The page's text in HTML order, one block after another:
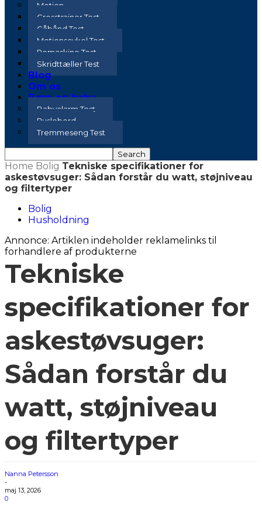
Motion
Crosstrainer Test
Gåbånd Test
Motionscykel Test
Romaskine Test
Skridttæller Test
Blog
Om os
Børn og baby
Babyalarm Test
Puslebord
Tremmeseng Test
Home Bolig Tekniske specifikationer for
askestøvsuger: Sådan forstår du watt, støjniveau
og filtertyper
Bolig
Husholdning
Annonce: Artiklen indeholder reklamelinks til
forhandlere af produkterne
Tekniske
specifikationer for
askestøvsuger:
Sådan forstår du
watt, støjniveau
og filtertyper
Nanna Petersson
-
maj 13, 2026
0